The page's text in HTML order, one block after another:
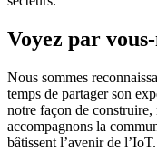
Voyez par
Nous sommes
temps de partager son
notre façon de
accompagnons la
bâtissent l’avenir de l’IoT.